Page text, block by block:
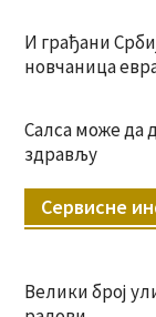
И грађани
новчаница
Салса може да
здрављу
Сервисне
Велики број